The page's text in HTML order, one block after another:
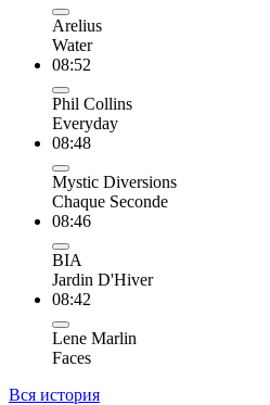
Arelius
Water
08:52
Phil Collins
Everyday
08:48
Mystic Diversions
Chaque Seconde
08:46
BIA
Jardin D'Hiver
08:42
Lene Marlin
Faces
Вся история